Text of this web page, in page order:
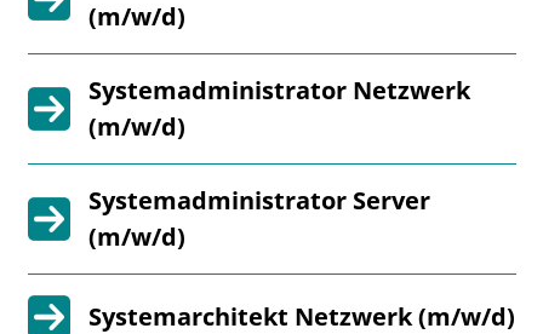
(m/w/d)
Systemadministrator Netzwerk
(m/w/d)
Systemadministrator Server
(m/w/d)
Systemarchitekt Netzwerk (m/w/d)